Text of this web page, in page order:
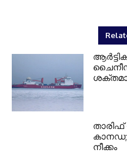
താരിഫ്
കാനഡ;
നീക്കം